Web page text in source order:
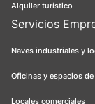
Alquiler turístico
Servicios
Naves industriales y
Oficinas y espacios
Locales comerciales